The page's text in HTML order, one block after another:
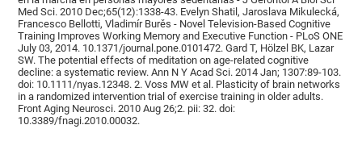
Med Sci. 2010 Dec;65(12):1338-43. Evelyn Shatil, Jaroslava Mikulecká,
Francesco Bellotti, Vladimír Burěs - Novel Television-Based Cognitive
Training Improves Working Memory and Executive Function - PLoS ONE
July 03, 2014. 10.1371/journal.pone.0101472. Gard T, Hölzel BK, Lazar
SW. The potential effects of meditation on age-related cognitive
decline: a systematic review. Ann N Y Acad Sci. 2014 Jan; 1307:89-103.
doi: 10.1111/nyas.12348. 2. Voss MW et al. Plasticity of brain networks
in a randomized intervention trial of exercise training in older adults.
Front Aging Neurosci. 2010 Aug 26;2. pii: 32. doi:
10.3389/fnagi.2010.00032.